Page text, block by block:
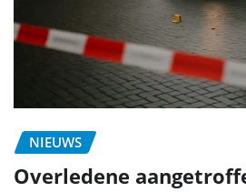
NIEUWS
Overledene